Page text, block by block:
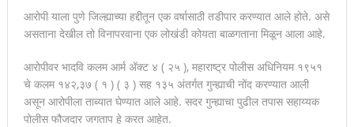
प्रमुख न्यायाधीश महेंद्र के महाजन
आरोपी याला पुणे जिल्ह्याच्या हद्दीतून एक वर्षासाठी तडीपार करण्यात आले होते. असे
असताना देखील तो विनापरवाना एक लोखंडी कोयता बाळगताना मिळून आला आहे.
आरोपीवर भादवि कलम आर्म ॲक्ट ४ ( २५ ), महाराष्ट्र पोलीस अधिनियम १९५१
चे कलम १४२,३७ ( १ ) ( ३ ) सह १३५ अंतर्गत गुन्ह्याची नोंद करण्यात आली
असून आरोपीला ताब्यात घेण्यात आले आहे. सदर गुन्ह्याचा पुढील तपास सहाय्यक
पोलीस फौजदार जगताप हे करत आहेत.